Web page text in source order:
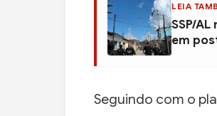
LEIA
SSP/
em
Seguindo com o